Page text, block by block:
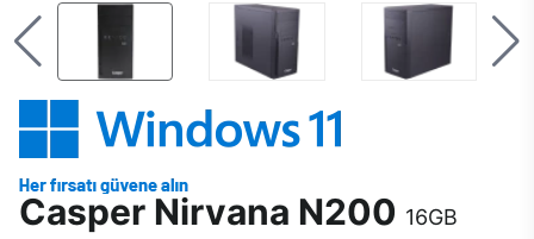
Casper Nirvana N200 16GB